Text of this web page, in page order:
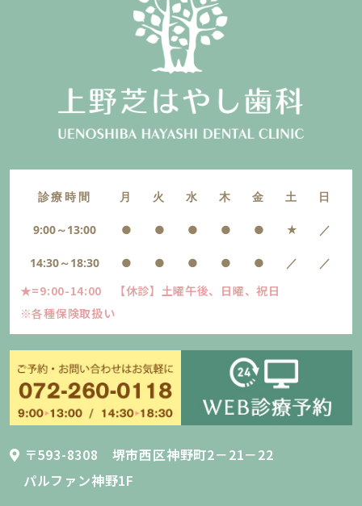
診療時間 月 火 水 木 金 土 日
9:00～13:00 ● ● ● ● ● ★ ／
14:30～18:30 ● ● ● ● ● ／ ／
★=9:00-14:00 【休診】土曜午後、日曜、祝日
※各種保険取扱い
〒593-8308 堺市西区神野町2－21－22
パルファン神野1F